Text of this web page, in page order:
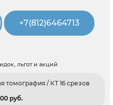
+7(812)6464713
льгот и акций
томография / КТ 16 срезов
pуб.